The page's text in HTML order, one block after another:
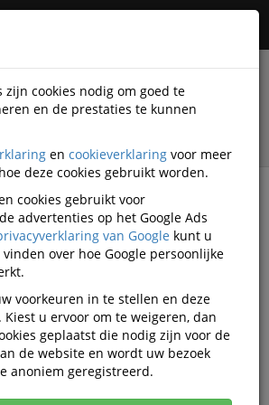
filter
het assortiment
zijn cookies nodig om goed te
en de prestaties te kunnen
en cookieverklaring voor meer
deze cookies gebruikt worden.
cookies gebruikt voor
advertenties op het Google Ads
van Google kunt u
over hoe Google persoonlijke
voorkeuren in te stellen en deze
u ervoor om te weigeren, dan
geplaatst die nodig zijn voor de
de website en wordt uw bezoek
anoniem geregistreerd.